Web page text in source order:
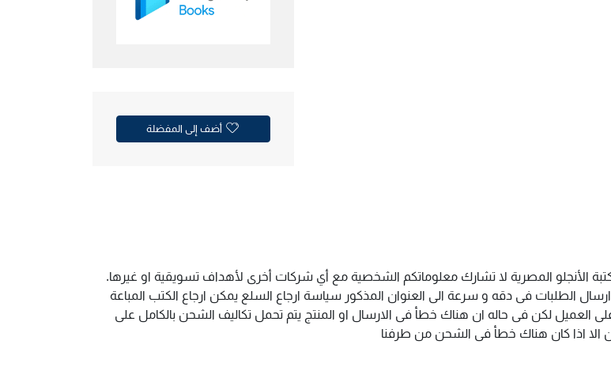
أضف إلى المفضلة
الأنجلو المصرية لا تشارك معلوماتكم الشخصية مع أي شركات أخرى لأهداف تسويقية او غيرها.
الطلبات فى دقه و سرعة الى العنوان المذكور سياسة ارجاع السلع يمكن ارجاع الكتب المباعة
العميل لكن فى حاله ان هناك خطأ فى الارسال او المنتج يتم تحمل تكاليف الشحن بالكامل على
الا اذا كان هناك خطأ فى الشحن من طرفنا